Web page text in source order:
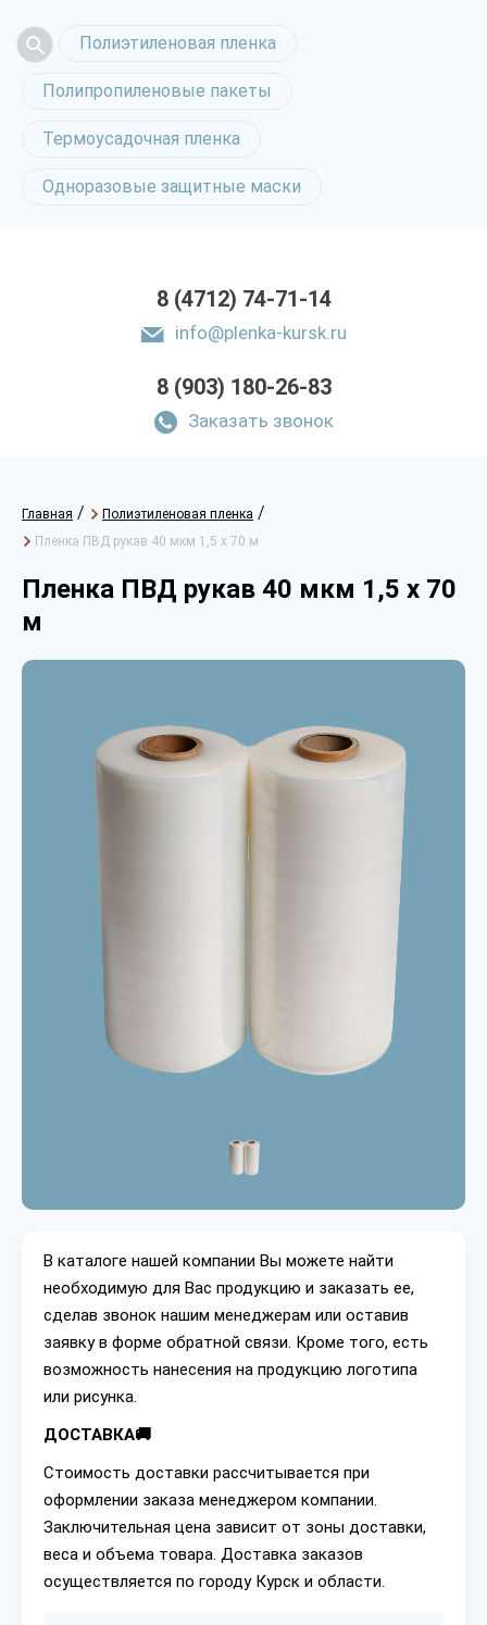
Полиэтиленовая пленка
Полипропиленовые пакеты
Термоусадочная пленка
Одноразовые защитные маски
8 (4712) 74-71-14
info@plenka-kursk.ru
8 (903) 180-26-83
Заказать звонок
Главная / Полиэтиленовая пленка /
Пленка ПВД рукав 40 мкм 1,5 х 70 м
Пленка ПВД рукав 40 мкм 1,5 х 70
м
В каталоге нашей компании Вы можете найти
необходимую для Вас продукцию и заказать ее,
сделав звонок нашим менеджерам или оставив
заявку в форме обратной связи. Кроме того, есть
возможность нанесения на продукцию логотипа
или рисунка.
ДОСТАВКА🚚
Стоимость доставки рассчитывается при
оформлении заказа менеджером компании.
Заключительная цена зависит от зоны доставки,
веса и объема товара. Доставка заказов
осуществляется по городу Курск и области.